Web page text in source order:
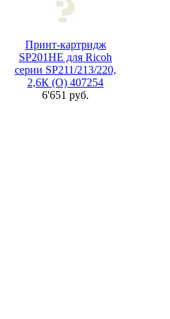
Принт-картридж
SP201HE для Ricoh
серии SP211/213/220,
2,6К (О) 407254
6'651 руб.